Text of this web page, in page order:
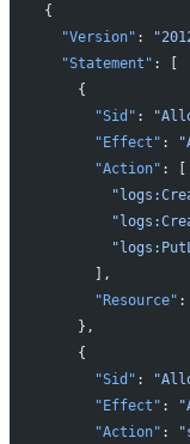
{
  "Version"
:
  "Statement"
: [
    {
      "Sid"
:
      "Effect"
:
      "Action"
: [
      ],
      "Resource"
:
    },
    {
      "Sid"
:
      "Effect"
:
      "Action"
: